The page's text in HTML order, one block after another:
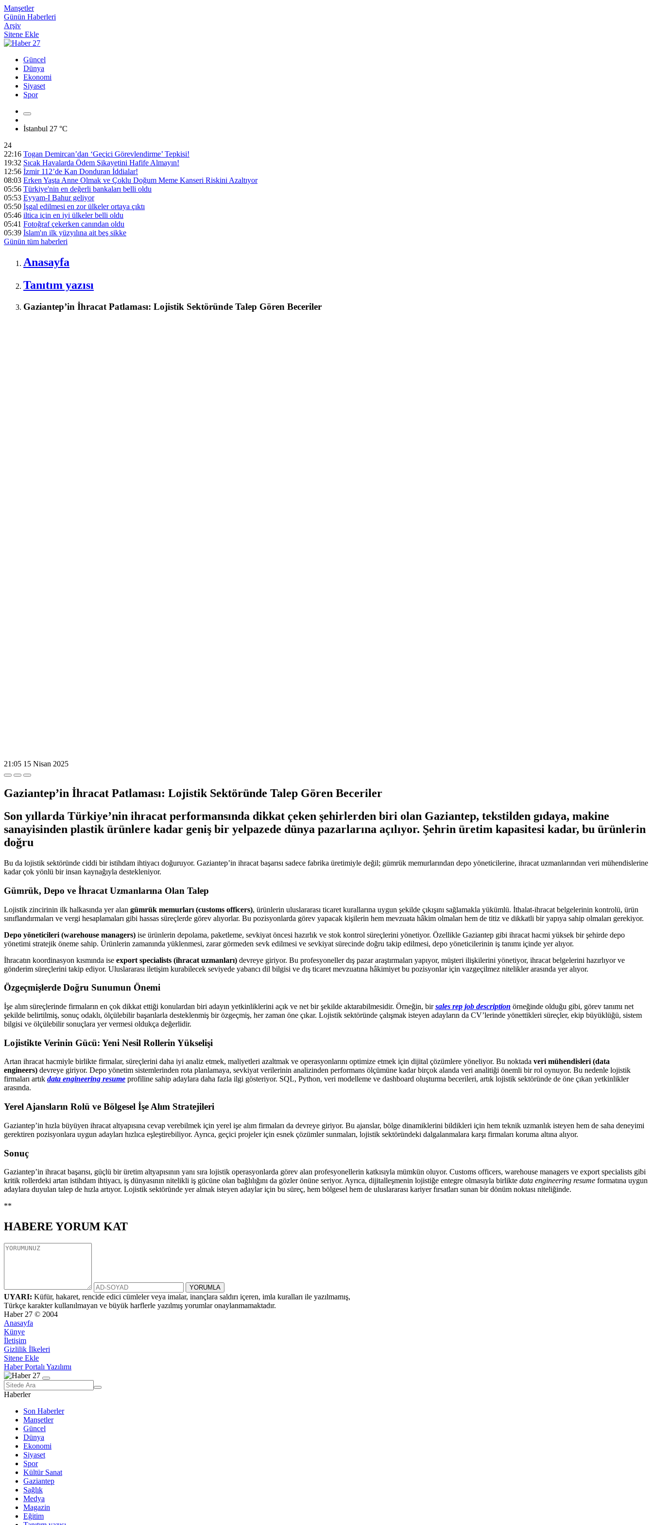
Manşetler
Günün Haberleri
Arşiv
Sitene Ekle
Güncel
Dünya
Ekonomi
Siyaset
Spor
İstanbul 27 °C
24
22:16 Togan Demircan’dan ‘Geçici Görevlendirme’ Tepkisi!
19:32 Sıcak Havalarda Ödem Şikayetini Hafife Almayın!
12:56 İzmir 112’de Kan Donduran İddialar!
08:03 Erken Yaşta Anne Olmak ve Çoklu Doğum Meme Kanseri Riskini Azaltıyor
05:56 Türkiye'nin en değerli bankaları belli oldu
05:53 Eyyam-I Bahur geliyor
05:50 İşgal edilmesi en zor ülkeler ortaya çıktı
05:46 iltica için en iyi ülkeler belli oldu
05:41 Fotoğraf çekerken canından oldu
05:39 İslam'ın ilk yüzyılına ait beş sikke
Günün tüm haberleri
Anasayfa
Tanıtım yazısı
Gaziantep’in İhracat Patlaması: Lojistik Sektöründe Talep Gören Beceriler
21:05 15 Nisan 2025
Gaziantep’in İhracat Patlaması: Lojistik Sektöründe Talep Gören Beceriler
Son yıllarda Türkiye’nin ihracat performansında dikkat çeken şehirlerden biri olan Gaziantep, tekstilden gıdaya, makine
sanayisinden plastik ürünlere kadar geniş bir yelpazede dünya pazarlarına açılıyor. Şehrin üretim kapasitesi kadar, bu ürünlerin
doğru
Bu da lojistik sektöründe ciddi bir istihdam ihtiyacı doğuruyor. Gaziantep’in ihracat başarısı sadece fabrika üretimiyle değil; gümrük memurlarından depo yöneticilerine, ihracat uzmanlarından veri mühendislerine
kadar çok yönlü bir insan kaynağıyla destekleniyor.
Gümrük, Depo ve İhracat Uzmanlarına Olan Talep
Lojistik zincirinin ilk halkasında yer alan gümrük memurları (customs officers), ürünlerin uluslararası ticaret kurallarına uygun şekilde çıkışını sağlamakla yükümlü. İthalat-ihracat belgelerinin kontrolü, ürün
sınıflandırmaları ve vergi hesaplamaları gibi hassas süreçlerde görev alıyorlar. Bu pozisyonlarda görev yapacak kişilerin hem mevzuata hâkim olmaları hem de titiz ve dikkatli bir yapıya sahip olmaları gerekiyor.
Depo yöneticileri (warehouse managers) ise ürünlerin depolama, paketleme, sevkiyat öncesi hazırlık ve stok kontrol süreçlerini yönetiyor. Özellikle Gaziantep gibi ihracat hacmi yüksek bir şehirde depo
yönetimi stratejik öneme sahip. Ürünlerin zamanında yüklenmesi, zarar görmeden sevk edilmesi ve sevkiyat sürecinde doğru takip edilmesi, depo yöneticilerinin iş tanımı içinde yer alıyor.
İhracatın koordinasyon kısmında ise export specialists (ihracat uzmanları) devreye giriyor. Bu profesyoneller dış pazar araştırmaları yapıyor, müşteri ilişkilerini yönetiyor, ihracat belgelerini hazırlıyor ve
gönderim süreçlerini takip ediyor. Uluslararası iletişim kurabilecek seviyede yabancı dil bilgisi ve dış ticaret mevzuatına hâkimiyet bu pozisyonlar için vazgeçilmez nitelikler arasında yer alıyor.
Özgeçmişlerde Doğru Sunumun Önemi
İşe alım süreçlerinde firmaların en çok dikkat ettiği konulardan biri adayın yetkinliklerini açık ve net bir şekilde aktarabilmesidir. Örneğin, birsales rep job description örneğinde olduğu gibi, görev tanımı net
şekilde belirtilmiş, sonuç odaklı, ölçülebilir başarılarla desteklenmiş bir özgeçmiş, her zaman öne çıkar. Lojistik sektöründe çalışmak isteyen adayların da CV’lerinde yönettikleri süreçler, ekip büyüklüğü, sistem
bilgisi ve ölçülebilir sonuçlara yer vermesi oldukça değerlidir.
Lojistikte Verinin Gücü: Yeni Nesil Rollerin Yükselişi
Artan ihracat hacmiyle birlikte firmalar, süreçlerini daha iyi analiz etmek, maliyetleri azaltmak ve operasyonlarını optimize etmek için dijital çözümlere yöneliyor. Bu noktada veri mühendisleri (data
engineers) devreye giriyor. Depo yönetim sistemlerinden rota planlamaya, sevkiyat verilerinin analizinden performans ölçümüne kadar birçok alanda veri analitiği önemli bir rol oynuyor. Bu nedenle lojistik
firmaları artık data engineering resume profiline sahip adaylara daha fazla ilgi gösteriyor. SQL, Python, veri modelleme ve dashboard oluşturma becerileri, artık lojistik sektöründe de öne çıkan yetkinlikler
arasında.
Yerel Ajansların Rolü ve Bölgesel İşe Alım Stratejileri
Gaziantep’in hızla büyüyen ihracat altyapısına cevap verebilmek için yerel işe alım firmaları da devreye giriyor. Bu ajanslar, bölge dinamiklerini bildikleri için hem teknik uzmanlık isteyen hem de saha deneyimi
gerektiren pozisyonlara uygun adayları hızlıca eşleştirebiliyor. Ayrıca, geçici projeler için esnek çözümler sunmaları, lojistik sektöründeki dalgalanmalara karşı firmaları koruma altına alıyor.
Sonuç
Gaziantep’in ihracat başarısı, güçlü bir üretim altyapısının yanı sıra lojistik operasyonlarda görev alan profesyonellerin katkısıyla mümkün oluyor. Customs officers, warehouse managers ve export specialists gibi
kritik rollerdeki artan istihdam ihtiyacı, iş dünyasının nitelikli iş gücüne olan bağlılığını da gözler önüne seriyor. Ayrıca, dijitalleşmenin lojistiğe entegre olmasıyla birlikte data engineering resume formatına uygun
adaylara duyulan talep de hızla artıyor. Lojistik sektöründe yer almak isteyen adaylar için bu süreç, hem bölgesel hem de uluslararası kariyer fırsatları sunan bir dönüm noktası niteliğinde.
**
HABERE YORUM KAT
UYARI: Küfür, hakaret, rencide edici cümleler veya imalar, inançlara saldırı içeren, imla kuralları ile yazılmamış,
Türkçe karakter kullanılmayan ve büyük harflerle yazılmış yorumlar onaylanmamaktadır.
Haber 27 © 2004
Anasayfa
Künye
İletişim
Gizlilik İlkeleri
Sitene Ekle
Haber Portalı Yazılımı
Haberler
Son Haberler
Manşetler
Güncel
Dünya
Ekonomi
Siyaset
Spor
Kültür Sanat
Gaziantep
Sağlık
Medya
Magazin
Eğitim